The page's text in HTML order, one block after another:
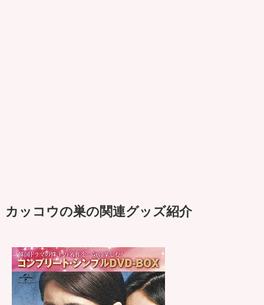
カッコウの巣の関連グッズ紹介